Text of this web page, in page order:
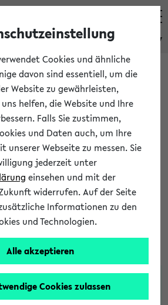
eKVV
Semester
welches Sie für Ihre Sitzung
beachten Sie auch die weiteren
Lehrplanung
Adresse, um mit einer
auf die Vorlesungszeiten
finden Sie hier
ws/calendar?vz
Cookies und ähnliche
davon sind essentiell, um die
Website zu gewährleisten,
helfen, die Website und Ihre
Falls Sie zustimmen,
und Daten auch, um Ihre
Webseite zu messen. Sie
jederzeit unter
einsehen und mit der
widerrufen. Auf der Seite
Informationen zu den
und Technologien.
Alle akzeptieren
Cookies zulassen